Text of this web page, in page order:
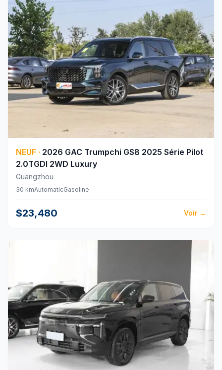
NEUF · 2026 GAC Trumpchi GS8 2025 Série Pilot
2.0TGDI 2WD Luxury
Guangzhou
30 kmAutomaticGasoline
$23,480 Voir→